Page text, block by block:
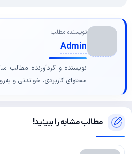
نویسنده مطلب
Admin
نویسنده و گردآورنده مطالب
محتوای کاربردی، خواندنی و
مطالب مشابه را ببینید!